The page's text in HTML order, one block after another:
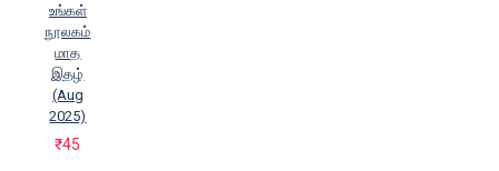
உங்கள்
நூலகம்
மாத
இதழ்
(Aug
2025)
₹45